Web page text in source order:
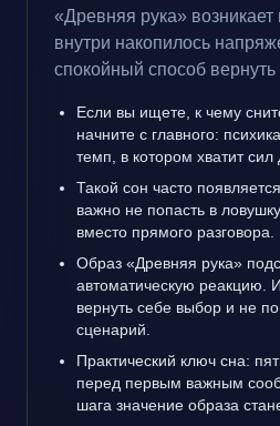
«Древняя рука» возникает
внутри накопилось
спокойный способ вернуть
Если вы ищете, к чему
начните с главного:
темп, в котором хватит сил
Такой сон часто
важно не попасть в
вместо прямого разговора.
Образ «Древняя рука»
автоматическую реакцию.
вернуть себе выбор и не
сценарий.
Практический ключ сна:
перед первым важным
шага значение образа